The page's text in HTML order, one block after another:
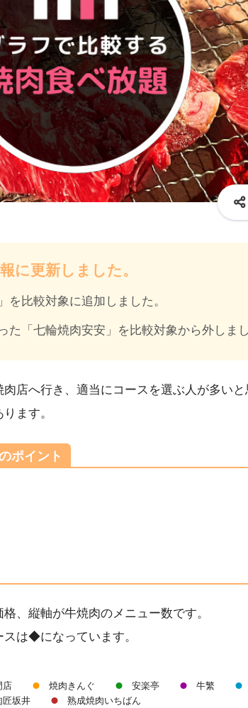
に更新しました。
を比較対象に追加しました。
た「七輪焼肉安安」を比較対象から外しまし
店へ行き、適当にコースを選ぶ人が多いと
ります。
ポイント
、縦軸が牛焼肉のメニュー数です。
は◆になっています。
店 焼肉きんぐ 安楽亭 牛繁
匠坂井 熟成焼肉いちばん